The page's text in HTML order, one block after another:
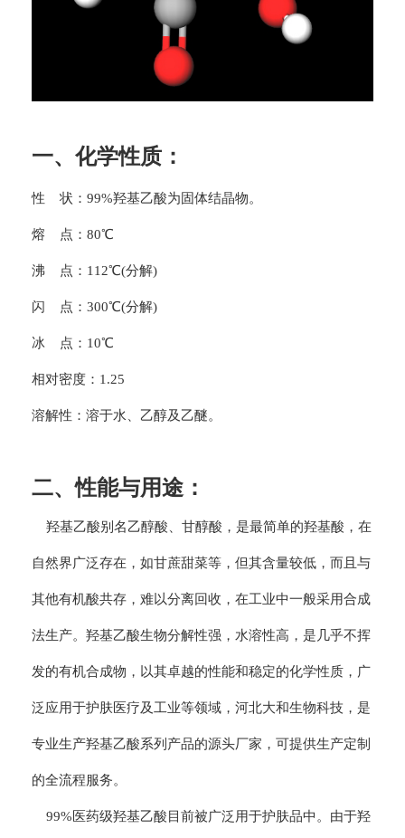
一、化学性质：
性 状：99%羟基乙酸为固体结晶物。
熔 点：80℃
沸 点：112℃(分解)
闪 点：300℃(分解)
冰 点：10℃
相对密度：1.25
溶解性：溶于水、乙醇及乙醚。
二、性能与用途：
羟基乙酸别名乙醇酸、甘醇酸，是最简单的羟基酸，在
自然界广泛存在，如甘蔗甜菜等，但其含量较低，而且与
其他有机酸共存，难以分离回收，在工业中一般采用合成
法生产。羟基乙酸生物分解性强，水溶性高，是几乎不挥
发的有机合成物，以其卓越的性能和稳定的化学性质，广
泛应用于护肤医疗及工业等领域，河北大和生物科技，是
专业生产羟基乙酸系列产品的源头厂家，可提供生产定制
的全流程服务。
99%医药级羟基乙酸目前被广泛用于护肤品中。由于羟